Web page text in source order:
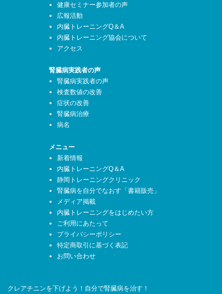
健康セミナー参加者の声
広報活動
内臓トレーニングQ＆A
内臓トレーニング協会について
アクセス
腎臓病実践者の声
腎臓病実践者の声
検査数値の改善
症状の改善
腎臓病治療
病名
メニュー
新着情報
内臓トレーニングQ＆A
静岡トレーニングクリニック
腎臓病を自分でなおす「書籍販売」
メディア掲載
内臓トレーニングをはじめたい方
ご利用にあたって
プライバシーポリシー
特定商取引に基づく表記
お問い合わせ
クレアチニンを下げよう！自分で腎臓病を治す！